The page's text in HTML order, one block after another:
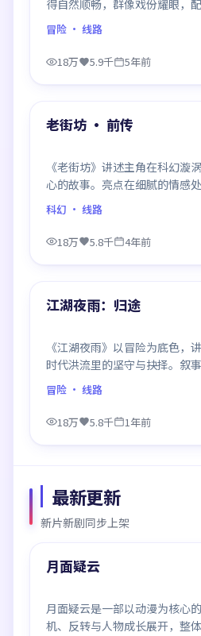
得自然顺畅，群像戏份耀眼，
部作品质感扎实。
冒险 · 线路
18万 5.9千 5年前
精选
老街坊 · 前传
《老街坊》讲述主角在科幻漩
心的故事。亮点在细腻的情感
戏与动作戏比例平衡，节奏舒服
科幻 · 线路
18万 5.8千 4年前
精选
江湖夜雨：归途
《江湖夜雨》以冒险为底色，
时代洪流里的坚守与抉择。叙
一场对手戏都打磨得克制而精
冒险 · 线路
18万 5.8千 1年前
最新更新
新片新剧同步上架
最新
月面疑云
月面疑云是一部以动漫为核心
机、反转与人物成长展开，整